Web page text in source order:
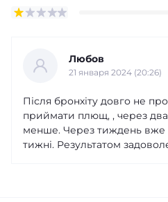
Любов
21 января 2024 (20:26)
Після бронхіту довго не
приймати плющ, , через два
менше. Через тиждень вже
тижні. Результатом